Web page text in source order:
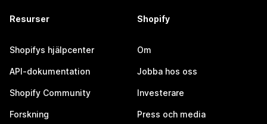
Resurser
Shopifys hjälpcenter
API-dokumentation
Shopify Community
Forskning
Shopify
Om
Jobba hos oss
Investerare
Press och media